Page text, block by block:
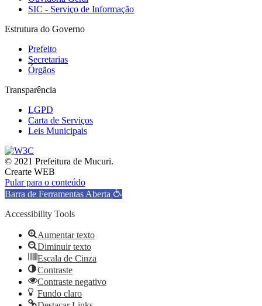
SIC - Serviço de Informação
Estrutura do Governo
Prefeito
Secretarias
Órgãos
Transparência
LGPD
Carta de Serviços
Leis Municipais
© 2021 Prefeitura de Mucuri.
Crearte WEB
Pular para o conteúdo
Barra de Ferramentas Aberta
Accessibility Tools
Aumentar texto
Diminuir texto
Escala de Cinza
Contraste
Contraste negativo
Fundo claro